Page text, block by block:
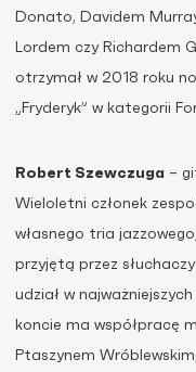
Donato, Davidem
Lordem czy Richardem
otrzymał w 2018 roku
„Fryderyk” w kategorii
Robert Szewczuga –
Wieloletni członek
własnego tria
przyjętą przez
udział w
koncie ma współpracę
Ptaszynem